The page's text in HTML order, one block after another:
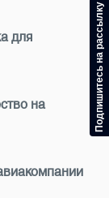
для
на
Подпишитесь на рассылку